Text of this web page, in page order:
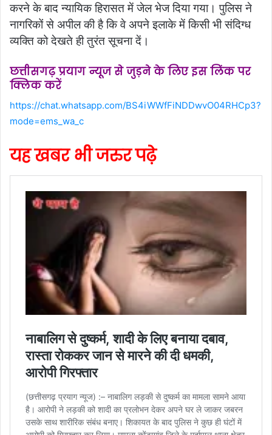
करने के बाद न्यायिक हिरासत में जेल भेज दिया गया। पुलिस ने
नागरिकों से अपील की है कि वे अपने इलाके में किसी भी संदिग्ध
व्यक्ति को देखते ही तुरंत सूचना दें।
छत्तीसगढ़ प्रयाग न्यूज से जुड़ने के लिए इस लिंक पर
क्लिक करें
https://chat.whatsapp.com/BS4iWWfFiNDDwvO04RHCp3?
mode=ems_wa_c
यह खबर भी जरुर पढ़े